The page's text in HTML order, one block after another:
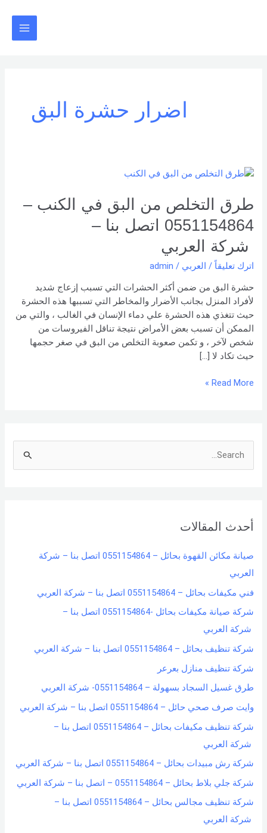
اضرار حشرة البق
طرق التخلص من البق في الكنب –
0551154864 اتصل بنا –
شركة العربي
اترك تعليقاً / العربي /
admin
حشرة البق من ضمن أكثر الحشرات التي تسبب إزعاج شديد
لأفراد المنزل بجانب الأضرار والمخاطر التي تسببها هذه الحشرة
حيث تتغذي هذه الحشرة علي دماء الإنسان في الغالب ، والتي من
الممكن أن تسبب بعض الأمراض نتيجة تناقل الفيروسات من
شخص لآخر ، و تكمن صعوبة التخلص من البق في صغر حجمها
حيث تكاد لا […]
طرق
من
البق
في
الكنب
0551154864
اتصل
بنا –
شركة العربي
Read More »
c
f
o
r
:
أحدث المقالات
صيانة مكائن القهوة بحائل – 0551154864 اتصل بنا – شركة
العربي
فني مكيفات بحائل – 0551154864 اتصل بنا – شركة العربي
شركة صيانة مكيفات بحائل -0551154864 اتصل بنا –
شركة العربي
شركة تنظيف بحائل – 0551154864 اتصل بنا – شركة العربي
شركة تنظيف منازل بعرعر
طرق غسيل السجاد بسهولة – 0551154864- شركة العربي
وايت صرف صحي حائل – 0551154864 اتصل بنا – شركة العربي
شركة تنظيف مكيفات بحائل – 0551154864 اتصل بنا –
شركة العربي
شركة رش مبيدات بحائل – 0551154864 اتصل بنا – شركة العربي
شركة جلي بلاط بحائل – 0551154864 – اتصل بنا – شركة العربي
شركة تنظيف مجالس بحائل – 0551154864 اتصل بنا –
شركة العربي